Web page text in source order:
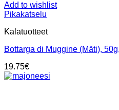
Add to wishlist
Pikakatselu
Kalatuotteet
Bottarga di Muggine (Mäti),
19.75€